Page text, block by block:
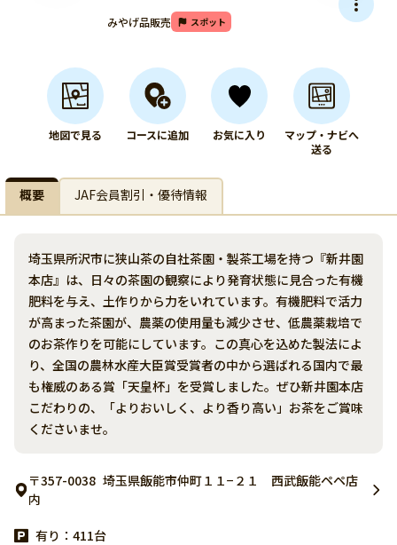
みやげ品販売 スポット
地図で見る コースに追加 お気に入り
マップ・ナビへ
送る
概要 JAF会員割引・優待情報
埼玉県所沢市に狭山茶の自社茶園・製茶工場を持つ『新井園
本店』は、日々の茶園の観察により発育状態に見合った有機
肥料を与え、土作りから力をいれています。有機肥料で活力
が高まった茶園が、農薬の使用量も減少させ、低農薬栽培で
のお茶作りを可能にしています。この真心を込めた製法によ
り、全国の農林水産大臣賞受賞者の中から選ばれる国内で最
も権威のある賞「天皇杯」を受賞しました。ぜひ新井園本店
こだわりの、「よりおいしく、より香り高い」お茶をご賞味
くださいませ。
〒357-0038 埼玉県飯能市仲町１１−２１ 西武飯能ペペ店
内
有り：411台